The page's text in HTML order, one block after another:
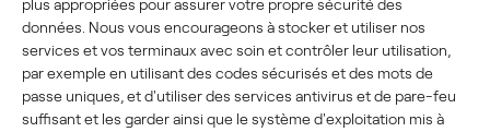
plus appropriées pour assurer votre propre sécurité des
données. Nous vous encourageons à stocker et utiliser nos
services et vos terminaux avec soin et contrôler leur utilisation,
par exemple en utilisant des codes sécurisés et des mots de
passe uniques, et d'utiliser des services antivirus et de pare-feu
suffisant et les garder ainsi que le système d'exploitation mis à